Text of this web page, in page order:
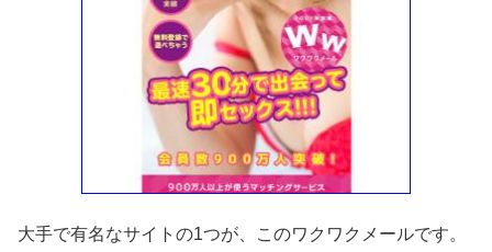
大手で有名なサイトの1つが、このワクワクメールです。